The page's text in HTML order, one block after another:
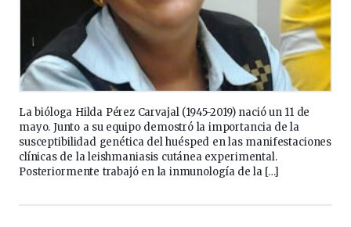
La bióloga Hilda Pérez Carvajal (1945-2019) nació un 11 de
mayo. Junto a su equipo demostró la importancia de la
susceptibilidad genética del huésped en las manifestaciones
clínicas de la leishmaniasis cutánea experimental.
Posteriormente trabajó en la inmunología de la […]